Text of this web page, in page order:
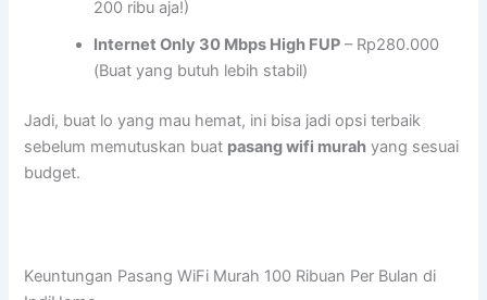
200 ribu aja!)
Internet Only 30 Mbps High FUP – Rp280.000
(Buat yang butuh lebih stabil)
Jadi, buat lo yang mau hemat, ini bisa jadi opsi terbaik
sebelum memutuskan buat pasang wifi murah yang sesuai
budget.
Keuntungan Pasang WiFi Murah 100 Ribuan Per Bulan di